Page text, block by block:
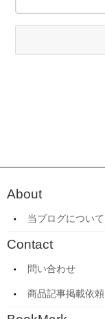
About
当ブログについて
Contact
問い合わせ
商品記事掲載依頼